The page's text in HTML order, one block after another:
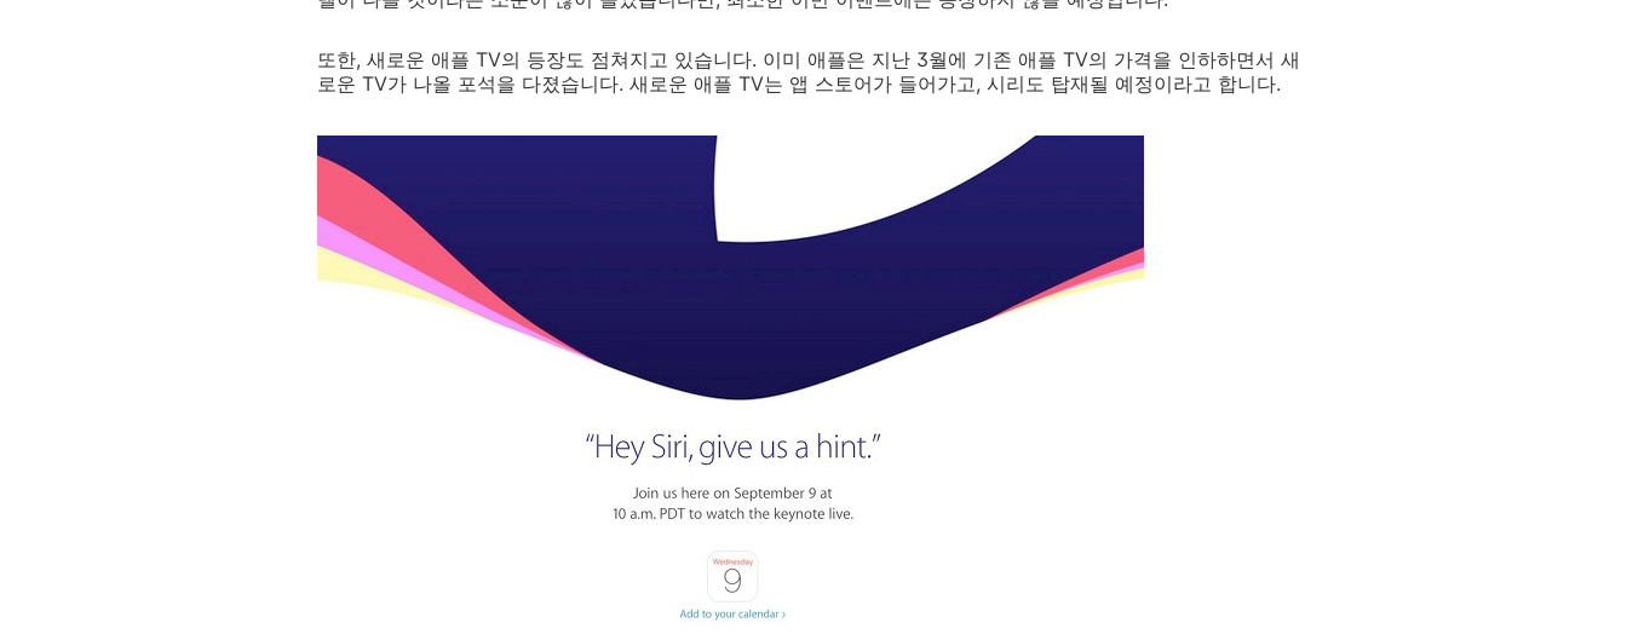
또한, 새로운 애플 TV의 등장도 점쳐지고 있습니다. 이미 애플은 지난 3월에 기존 애플 TV의 가격을 인하하면서 새
로운 TV가 나올 포석을 다졌습니다. 새로운 애플 TV는 앱 스토어가 들어가고, 시리도 탑재될 예정이라고 합니다.